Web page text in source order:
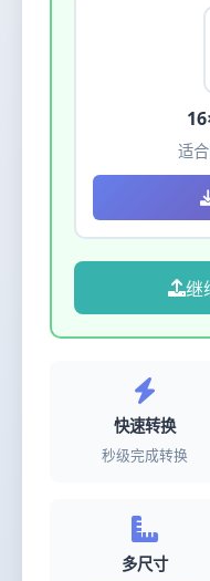
适
继
快速转换
秒级完成转换
多尺寸